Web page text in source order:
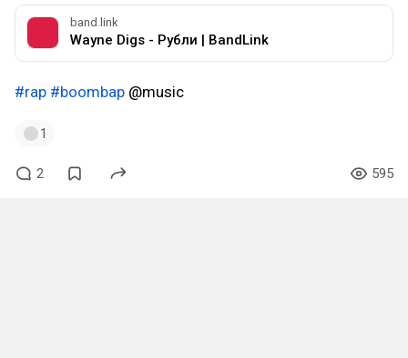
band.link
Wayne Digs - Рубли | BandLink
#rap #boombap @music
1
2 595